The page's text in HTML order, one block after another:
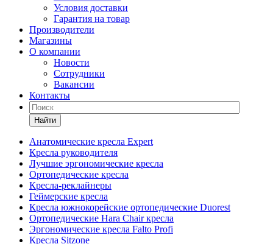
Условия доставки
Гарантия на товар
Производители
Магазины
О компании
Новости
Сотрудники
Вакансии
Контакты
Найти
Анатомические кресла Expert
Кресла руководителя
Лучшие эргономические кресла
Ортопедические кресла
Кресла-реклайнеры
Геймерские кресла
Кресла южнокорейские ортопедические Duorest
Ортопедические Hara Chair кресла
Эргономические кресла Falto Profi
Кресла Sitzone